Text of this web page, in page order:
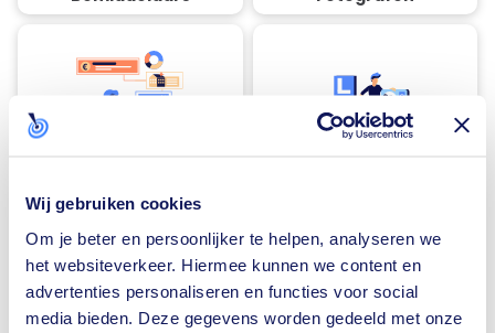
Wij gebruiken cookies
Om je beter en persoonlijker te helpen, analyseren we
het websiteverkeer. Hiermee kunnen we content en
advertenties personaliseren en functies voor social
media bieden. Deze gegevens worden gedeeld met onze
Traiteurs Loodgieters